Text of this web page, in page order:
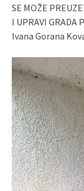
SE MOŽE
I UPRAVI GRADA
Ivana Gorana